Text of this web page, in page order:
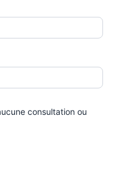
consultation ou